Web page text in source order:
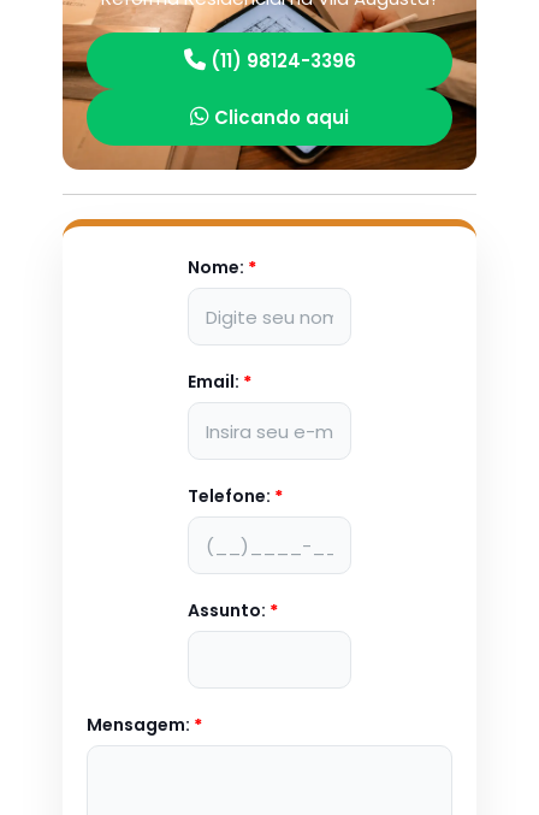
(11) 98124-3396
Clicando aqui
Nome: *
Email: *
Telefone: *
Assunto: *
Mensagem: *